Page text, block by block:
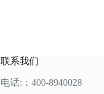
联系我们
电话:：400-8940028